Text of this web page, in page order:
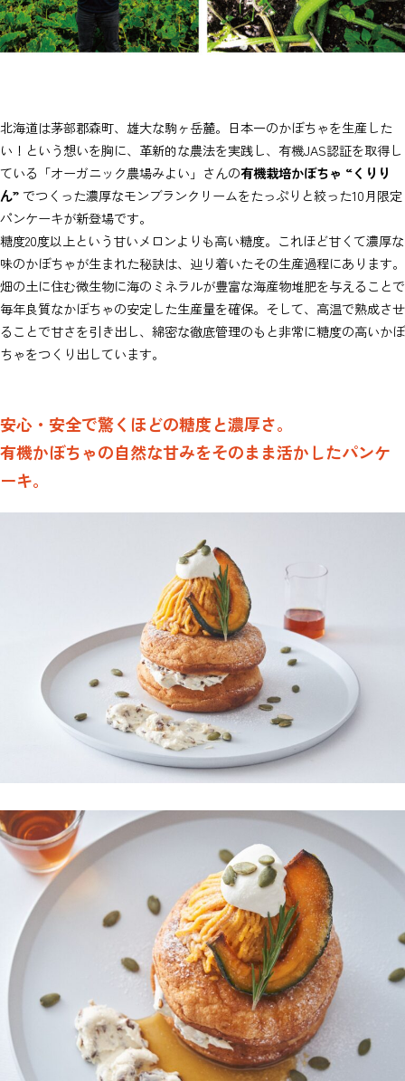
北海道は茅部郡森町、雄大な駒ヶ岳麓。日本一のかぼちゃを生産した
い！という想いを胸に、革新的な農法を実践し、有機JAS認証を取得し
ている「オーガニック農場みよい」さんの有機栽培かぼちゃ “くりり
ん” でつくった濃厚なモンブランクリームをたっぷりと絞った10月限定
パンケーキが新登場です。
糖度20度以上という甘いメロンよりも高い糖度。これほど甘くて濃厚な
味のかぼちゃが生まれた秘訣は、辿り着いたその生産過程にあります。
畑の土に住む微生物に海のミネラルが豊富な海産物堆肥を与えることで
毎年良質なかぼちゃの安定した生産量を確保。そして、高温で熟成させ
ることで甘さを引き出し、綿密な徹底管理のもと非常に糖度の高いかぼ
ちゃをつくり出しています。
安心・安全で驚くほどの糖度と濃厚さ。
有機かぼちゃの自然な甘みをそのまま活かしたパンケ
ーキ。